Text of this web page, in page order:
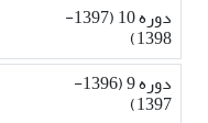
دوره 10 (1397-
1398)
دوره 9 (1396-
1397)